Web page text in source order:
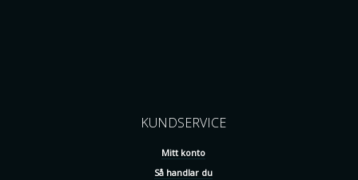
KUNDSERVICE
Mitt konto
Så handlar du